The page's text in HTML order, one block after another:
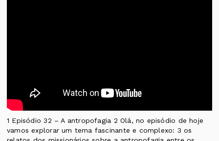
1 Episódio 32 – A antropofagia 2 Olá, no episódio de hoje
vamos explorar um tema fascinante e complexo: 3 os